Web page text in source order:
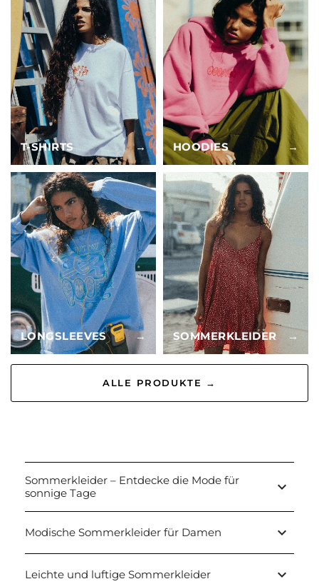
T-SHIRTS → HOODIES →
LONGSLEEVES → SOMMERKLEIDER →
ALLE PRODUKTE →
Sommerkleider – Entdecke die Mode für
sonnige Tage
keyboard_arrow_down
Modische Sommerkleider für Damen keyboard_arrow_down
Leichte und luftige Sommerkleider keyboard_arrow_down